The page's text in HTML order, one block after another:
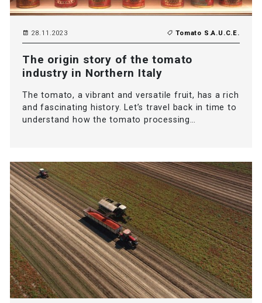
28.11.2023 Tomato S.A.U.C.E.
The origin story of the tomato
industry in Northern Italy
The tomato, a vibrant and versatile fruit, has a rich
and fascinating history. Let’s travel back in time to
understand how the tomato processing…